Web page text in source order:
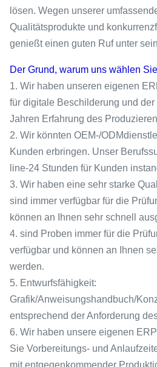
lösen. Wegen unserer
Qualitätsprodukte und
genießt einen guten Ruf unter
Der Grund, warum uns wählen
1. Wir haben unseren eigenen
für digitale Beschilderung und
Jahren Erfahrung des
2. Wir könnten OEM-/
Kunden erbringen. Unser
line-24 Stunden für Kunden
3. Wir haben eine sehr starke
sind immer verfügbar für die
können an Ihnen sehr schnell
4. sind Proben immer für die
verfügbar und können an Ihnen
werden.
5. Entwurfsfähigkeit:
Grafik/Anweisungshandbuch/
entsprechend der Anforderung
6. Wir haben unsere eigenen
Sie Vorbereitungs- und
mit entgegenkommender